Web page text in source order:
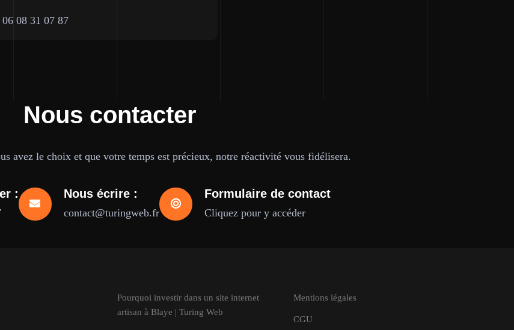
06 08 31 07 87
Nous contacter
avez le choix et que votre temps est précieux, notre réactivité vous fidélisera.
: Nous écrire :
contact@turingweb.fr
Formulaire de contact
Cliquez pour y accéder
Pourquoi investir dans un site internet
artisan à Blaye | Turing Web
Mentions légales
CGU